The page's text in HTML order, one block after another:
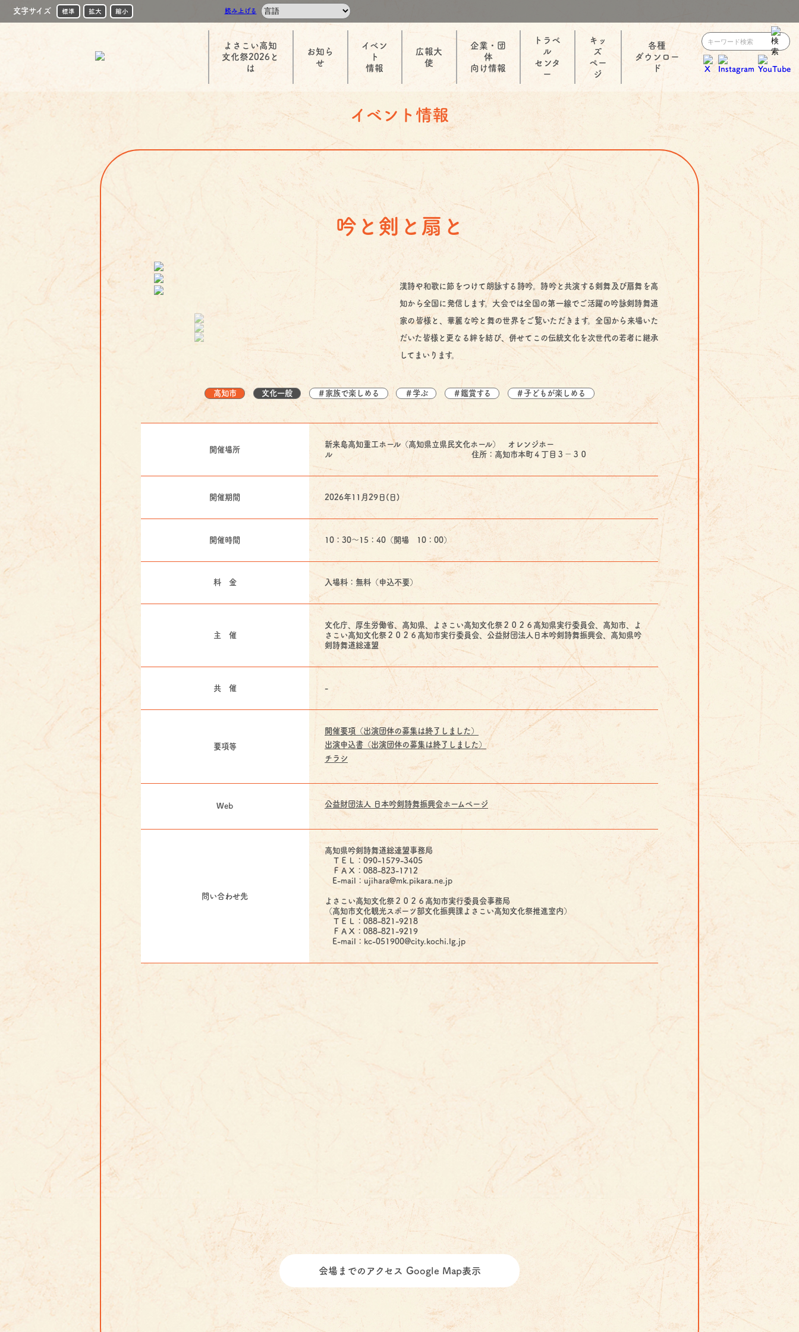
文字サイズ 標準 拡大 縮小 読み上げる
よさこい高知
文化祭2026と
は
お知ら
せ
イベン
ト
情報
広報大
使
企業・団
体
向け情報
トラベ
ル
センタ
ー
キッ
ズ
ペー
ジ
各種
ダウンロー
ド
イベント情報
吟と剣と扇と
漢詩や和歌に節をつけて朗詠する詩吟。詩吟と共演する剣舞及び扇舞を高
知から全国に発信します。大会では全国の第一線でご活躍の吟詠剣詩舞道
家の皆様と、華麗な吟と舞の世界をご覧いただきます。全国から来場いた
だいた皆様と更なる絆を結び、併せてこの伝統文化を次世代の若者に継承
してまいります。
高知市 文化一般 ＃家族で楽しめる ＃学ぶ ＃鑑賞する ＃子どもが楽しめる
開催場所
新来島高知重工ホール（高知県立県民文化ホール） オレンジホー
ル 住所：高知市本町４丁目３－３０
開催期間 2026年11月29日(日)
開催時間 10：30～15：40（開場 10：00）
料 金 入場料：無料（申込不要）
主 催
文化庁、厚生労働省、高知県、よさこい高知文化祭２０２６高知県実行委員会、高知市、よ
さこい高知文化祭２０２６高知市実行委員会、公益財団法人日本吟剣詩舞振興会、高知県吟
剣詩舞道総連盟
共 催 -
要項等
開催要項（出演団体の募集は終了しました）
出演申込書（出演団体の募集は終了しました）
チラシ
Web 公益財団法人 日本吟剣詩舞振興会ホームページ
問い合わせ先
高知県吟剣詩舞道総連盟事務局
ＴＥＬ：090-1579-3405
ＦＡＸ：088-823-1712
E-mail：ujihara@mk.pikara.ne.jp
よさこい高知文化祭２０２６高知市実行委員会事務局
（高知市文化観光スポーツ部文化振興課よさこい高知文化祭推進室内）
ＴＥＬ：088-821-9218
ＦＡＸ：088-821-9219
E-mail：kc-051900@city.kochi.lg.jp
会場までのアクセス Google Map表示